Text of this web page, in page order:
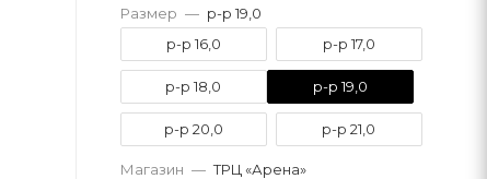
Размер — р-р 19,0
р-р 16,0
р-р 17,0
р-р 18,0 р-р 19,0
р-р 20,0 р-р 21,0
Магазин — ТРЦ «Арена»